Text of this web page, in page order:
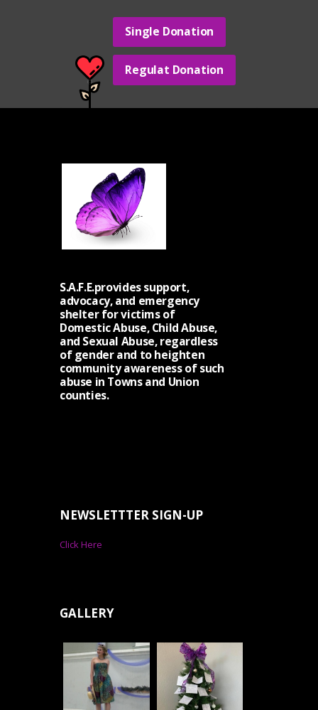
Single Donation
Regulat Donation
S.A.F.E.provides support,
advocacy, and emergency
shelter for victims of
Domestic Abuse, Child Abuse,
and Sexual Abuse, regardless
of gender and to heighten
community awareness of such
abuse in Towns and Union
counties.
NEWSLETTTER SIGN-UP
Click Here
GALLERY